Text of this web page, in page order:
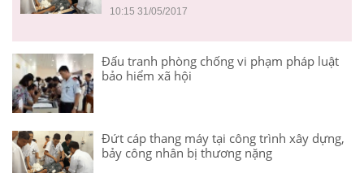
10:15 31/05/2017
Đấu tranh phòng chống vi phạm pháp luật
bảo hiểm xã hội
Đứt cáp thang máy tại công trình xây dựng,
bảy công nhân bị thương nặng